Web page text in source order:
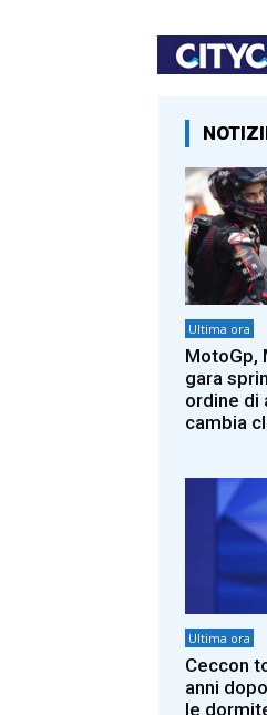
Ultima ora
MotoGp,
gara
ordine di
cambia
Ultima ora
Ceccon
anni
le